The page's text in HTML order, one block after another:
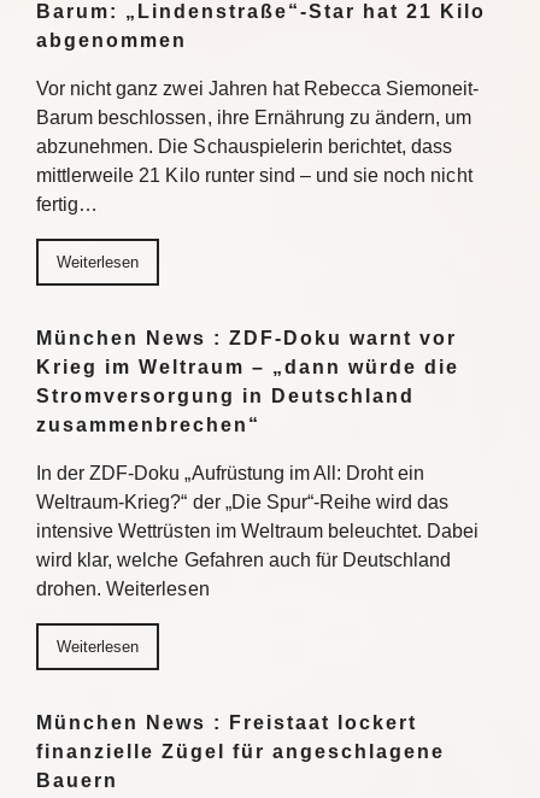
Barum: „Lindenstraße“-Star hat 21 Kilo
abgenommen
Vor nicht ganz zwei Jahren hat Rebecca Siemoneit-
Barum beschlossen, ihre Ernährung zu ändern, um
abzunehmen. Die Schauspielerin berichtet, dass
mittlerweile 21 Kilo runter sind – und sie noch nicht
fertig…
Weiterlesen
München News : ZDF-Doku warnt vor
Krieg im Weltraum – „dann würde die
Stromversorgung in Deutschland
zusammenbrechen“
In der ZDF-Doku „Aufrüstung im All: Droht ein
Weltraum-Krieg?“ der „Die Spur“-Reihe wird das
intensive Wettrüsten im Weltraum beleuchtet. Dabei
wird klar, welche Gefahren auch für Deutschland
drohen. Weiterlesen
Weiterlesen
München News : Freistaat lockert
finanzielle Zügel für angeschlagene
Bauern